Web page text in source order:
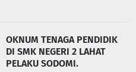
OKNUM TENAGA PENDIDIK
DI SMK NEGERI 2 LAHAT
PELAKU SODOMI.